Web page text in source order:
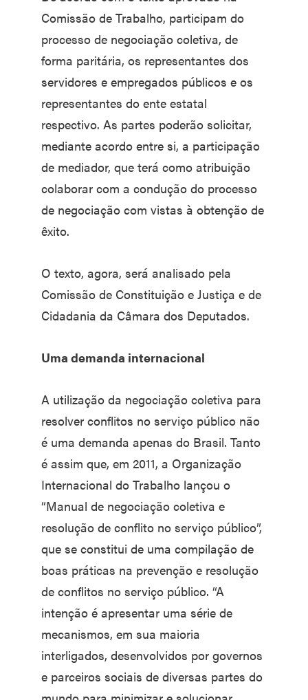
Comissão de Trabalho, participam do
processo de negociação coletiva, de
forma paritária, os representantes dos
servidores e empregados públicos e os
representantes do ente estatal
respectivo. As partes poderão solicitar,
mediante acordo entre si, a participação
de mediador, que terá como atribuição
colaborar com a condução do processo
de negociação com vistas à obtenção de
êxito.
O texto, agora, será analisado pela
Comissão de Constituição e Justiça e de
Cidadania da Câmara dos Deputados.
Uma demanda internacional
A utilização da negociação coletiva para
resolver conflitos no serviço público não
é uma demanda apenas do Brasil. Tanto
é assim que, em 2011, a Organização
Internacional do Trabalho lançou o
“Manual de negociação coletiva e
resolução de conflito no serviço público”,
que se constitui de uma compilação de
boas práticas na prevenção e resolução
de conflitos no serviço público. “A
intenção é apresentar uma série de
mecanismos, em sua maioria
interligados, desenvolvidos por governos
e parceiros sociais de diversas partes do